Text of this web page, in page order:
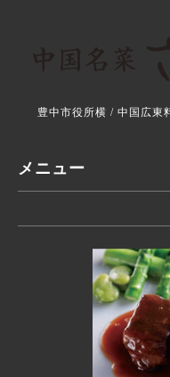
豊中市役所横 / 中国広東
メニュー